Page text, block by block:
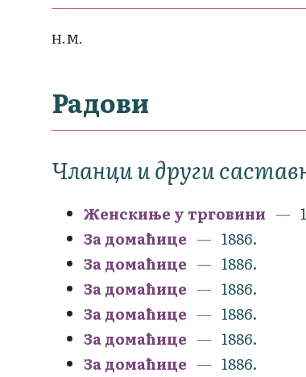
Н.М.
Радови
Чланци и други
Женскиње у трговини
За домаћице
1886.
За домаћице
1886.
За домаћице
1886.
За домаћице
1886.
За домаћице
1886.
За домаћице
1886.